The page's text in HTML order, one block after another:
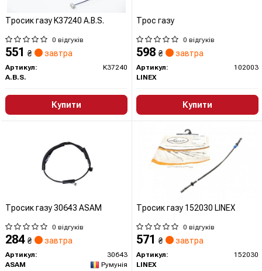
Тросик газу K37240 A.B.S.
0 відгуків
551 ₴ завтра
Артикул:
K37240
A.B.S.
Купити
Трос газу
0 відгуків
598 ₴ завтра
Артикул:
102003
LINEX
Купити
Тросик газу 30643 ASAM
0 відгуків
284 ₴ завтра
Артикул:
30643
ASAM
Румунія
Тросик газу 152030 LINEX
0 відгуків
571 ₴ завтра
Артикул:
152030
LINEX